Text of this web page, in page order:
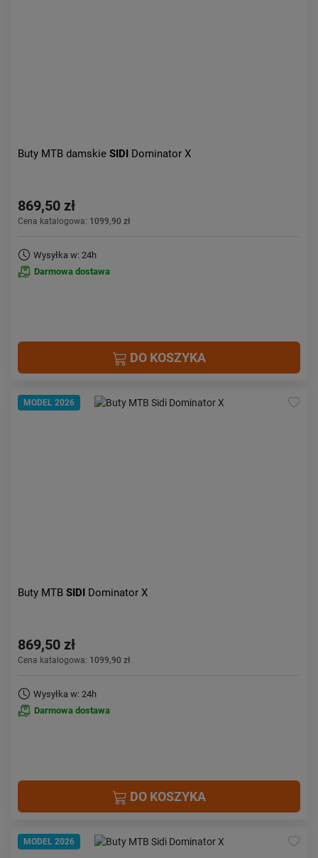
Buty MTB damskie SIDI Dominator X
869,50 zł
Cena katalogowa: 1099,90 zł
Wysyłka w: 24h
Darmowa dostawa
DO KOSZYKA
MODEL 2026
Buty MTB SIDI Dominator X
869,50 zł
Cena katalogowa: 1099,90 zł
Wysyłka w: 24h
Darmowa dostawa
DO KOSZYKA
MODEL 2026